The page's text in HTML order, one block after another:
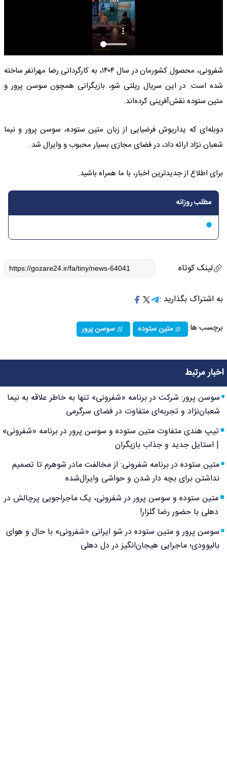
شفرونی، محصول کشورمان در سال ۱۴۰۴، به کارگردانی رضا مهرانفر ساخته
شده است. در این سریال ریلتی شو، بازیگرانی همچون سوسن پرور و
متین ستوده نقش‌آفرینی کرده‌اند.
دوبله‌ای که یداریوش فرضیایی از زبان متین ستوده، سوسن پرور و نیما
شعبان نژاد ارائه داد، در فضای مجازی بسیار محبوب و وایرال شد.
برای اطلاع از جدیدترین اخبار، با ما همراه باشید.
مطلب روزانه
لینک کوتاه
به اشتراک بگذارید :
برچسب ها: متین ستوده سوسن پرور
اخبار مرتبط
سوسن پرور: شرکت در برنامه «شفرونی» تنها به خاطر علاقه به نیما
شعبان‌نژاد و تجربه‌ای متفاوت در فضای سرگرمی
تیپ هندی متفاوت متین ستوده و سوسن پرور در برنامه «شفرونی»
| استایل جدید و جذاب بازیگران
متین ستوده در برنامه شفرونی: از مخالفت مادر شوهرم تا تصمیم
نداشتن برای بچه دار شدن و حواشی وایرال‌شده
متین ستوده و سوسن پرور در شفرونی، یک ماجراجویی پرچالش در
دهلی با حضور رضا گلزار!
سوسن پرور و متین ستوده در شو ایرانی «شفرونی» با حال و هوای
بالیوودی؛ ماجرایی هیجان‌انگیز در دل دهلی